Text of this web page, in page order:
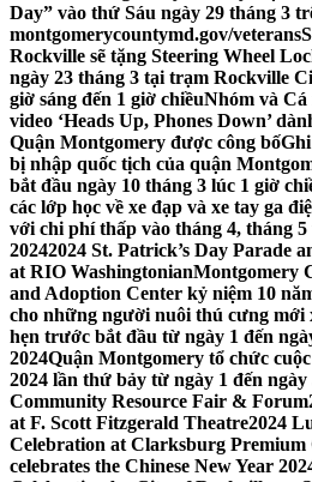
Day” vào thứ Sáu ngày 29 tháng 3
montgomerycountymd.gov/veterans
Rockville sẽ tặng Steering Wheel
ngày 23 tháng 3 tại trạm Rockville
giờ sáng đến 1 giờ chiềuNhóm và
video ‘Heads Up, Phones Down’
Quận Montgomery được công bố
bị nhập quốc tịch của quận
bắt đầu ngày 10 tháng 3 lúc 1 giờ
các lớp học về xe đạp và xe tay ga
với chi phí thấp vào tháng 4, tháng
20242024 St. Patrick’s Day Parade
at RIO WashingtonianMontgomery
and Adoption Center kỷ niệm 10
cho những người nuôi thú cưng mới
hẹn trước bắt đầu từ ngày 1 đến
2024Quận Montgomery tổ chức
2024 lần thứ bảy từ ngày 1 đến ngày
Community Resource Fair & Forum
at F. Scott Fitzgerald Theatre2024
Celebration at Clarksburg Premium
celebrates the Chinese New Year